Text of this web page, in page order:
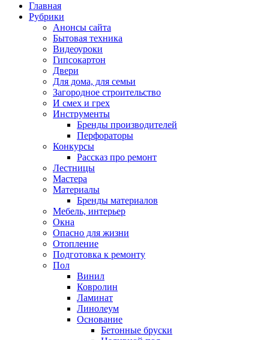
Главная
Рубрики
Анонсы сайта
Бытовая техника
Видеоуроки
Гипсокартон
Двери
Для дома, для семьи
Загородное строительство
И смех и грех
Инструменты
Бренды производителей
Перфораторы
Конкурсы
Рассказ про ремонт
Лестницы
Мастера
Материалы
Бренды материалов
Мебель, интерьер
Окна
Опасно для жизни
Отопление
Подготовка к ремонту
Пол
Винил
Ковролин
Ламинат
Линолеум
Основание
Бетонные бруски